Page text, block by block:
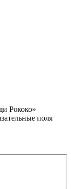
Рококо»
поля